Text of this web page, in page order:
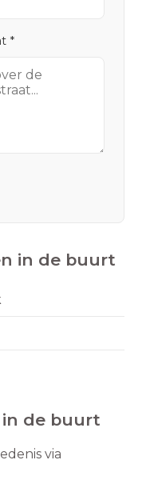
*
in de buurt
de buurt
via